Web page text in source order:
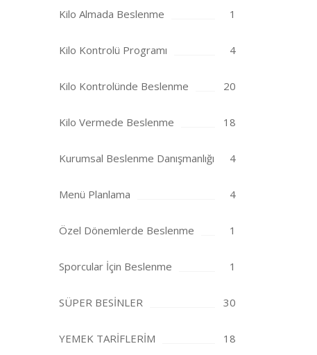
Kilo Almada Beslenme 1
Kilo Kontrolü Programı 4
Kilo Kontrolünde Beslenme 20
Kilo Vermede Beslenme 18
Kurumsal Beslenme Danışmanlığı 4
Menü Planlama 4
Özel Dönemlerde Beslenme 1
Sporcular İçin Beslenme 1
SÜPER BESİNLER 30
YEMEK TARİFLERİM 18